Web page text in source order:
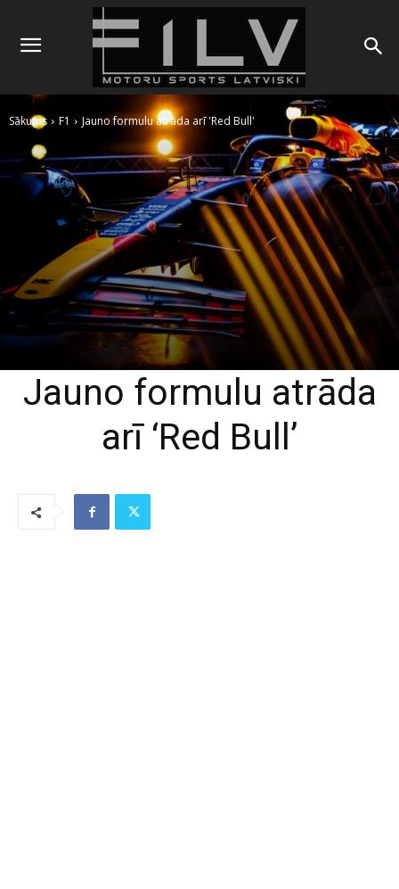
Sākums F1 Jauno formulu atrāda arī 'Red Bull'
Jauno formulu atrāda
arī ‘Red Bull’